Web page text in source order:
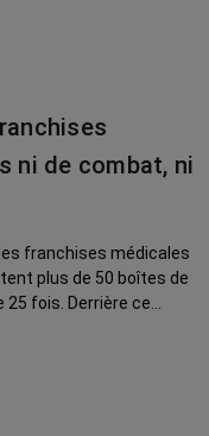
ni de combat, ni
franchises médicales
plus de 50 boîtes de
fois. Derrière ce
touchées par un cancer,